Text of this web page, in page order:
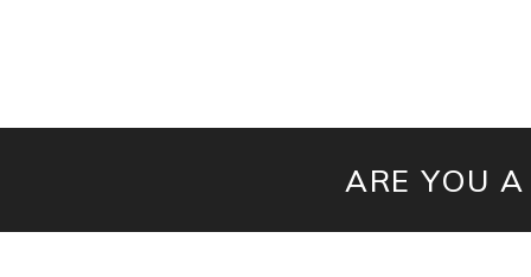
ARE YOU